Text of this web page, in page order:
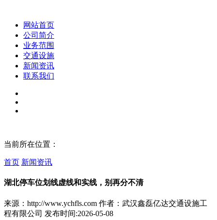
网站首页
公司简介
业务范围
交通设施
新闻资讯
联系我们
当前所在位置：
首页 新闻资讯
湖北停车位划线虚线和实线，别再分不清
来源：http://www.ychfls.com 作者：武汉鑫磊亿达交通设施工
程有限公司 发布时间:2026-05-08